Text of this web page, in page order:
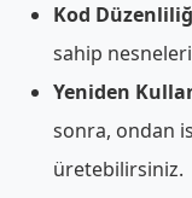
Kod
sahip
Yeniden
sonra, ondan
üretebilirsiniz.